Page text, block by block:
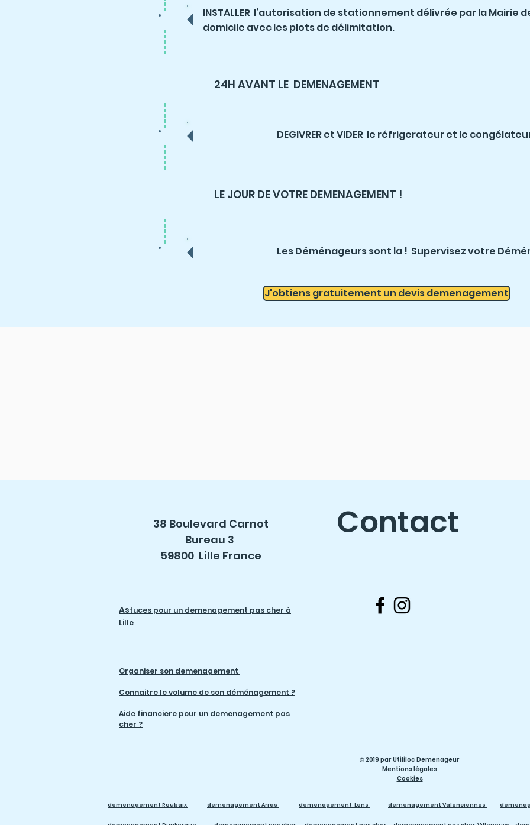
INSTALLER l’autorisation de stationnement délivrée par la Mairie
domicile avec les plots de délimitation.
24H AVANT LE DEMENAGEMENT
DEGIVRER et VIDER le réfrigerateur et le
LE JOUR DE VOTRE DEMENAGEMENT !
Les Déménageurs sont la ! Supervisez votre
J'obtiens gratuitement un devis demenagement
38 Boulevard Carnot
Bureau 3
59800 Lille France
Contact
Astuces pour un demenagement pas cher à
Lille
Organiser son demenagement
Connaitre le volume de son déménagement ?
Aide financiere pour un demenagement pas
cher ?
© 2019 par Utililoc Demenageur
Mentions légales
Cookies
demenagement Roubaix demenagement Arras demenagement Lens demenagement Valenciennes